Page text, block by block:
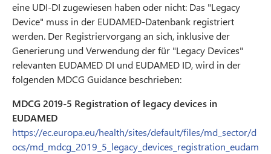
eine UDI-DI zugewiesen haben oder nicht: Das "Legacy
Device" muss in der EUDAMED-Datenbank registriert
werden. Der Registriervorgang an sich, inklusive der
Generierung und Verwendung der für "Legacy Devices"
relevanten EUDAMED DI und EUDAMED ID, wird in der
folgenden MDCG Guidance beschrieben:
MDCG 2019-5 Registration of legacy devices in
EUDAMED
https://ec.europa.eu/health/sites/default/files/md_sector/d
ocs/md_mdcg_2019_5_legacy_devices_registration_eudam